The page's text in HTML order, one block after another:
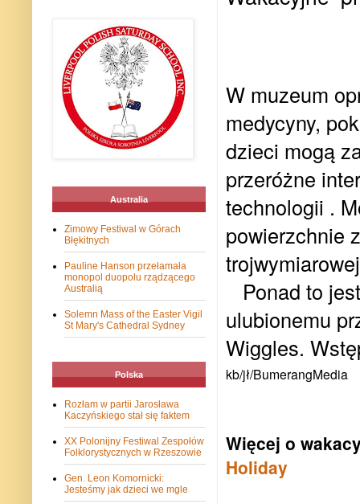
W muzeum
medycyny,
dzieci mogą
przeróżne
technologii .
powierzchnie
Ponad to
ulubionemu
Wiggles.
kb/jł/BumerangMedia
Więcej o
Holiday
Australia
Zimowy Festiwal w Górach
Błękitnych
Pauline Hanson przełamała
monopol duopolu rządzącego
Australią
Solemn Mass of the Easter Vigil
St Mary's Cathedral Sydney
Polska
Rozłam w partii Jarosława
Kaczyńskiego stał się faktem
XX Polonijny Festiwal Zespołów
Folklorystycznych w Rzeszowie
Gen. Leon Komornicki:
Jesteśmy jak dzieci we mgle